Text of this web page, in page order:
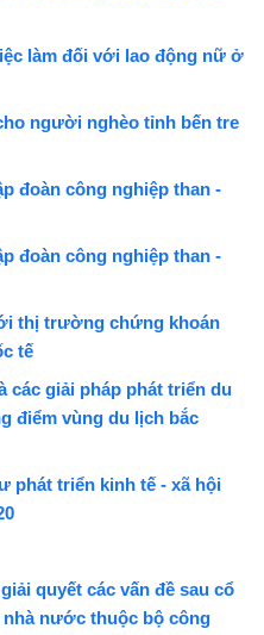
làm đối với lao động nữ ở
người nghèo tỉnh bến tre
đoàn công nghiệp than -
đoàn công nghiệp than -
thị trường chứng khoán
tế
các giải pháp phát triển du
điểm vùng du lịch bắc
phát triển kinh tế - xã hội
quyết các vấn đề sau cổ
nhà nước thuộc bộ công